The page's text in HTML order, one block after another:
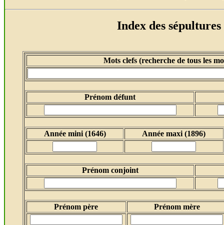
Index des sépultures
Mots clefs (recherche de tous les
Prénom défunt
Année mini (1646) Année maxi (1896)
Prénom conjoint
Prénom père Prénom mère